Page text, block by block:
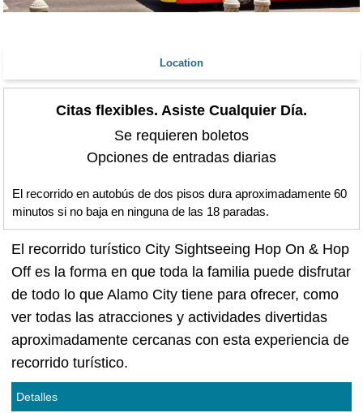
Location
Citas flexibles. Asiste Cualquier Día.
Se requieren boletos
Opciones de entradas diarias
El recorrido en autobús de dos pisos dura aproximadamente 60
minutos si no baja en ninguna de las 18 paradas.
El recorrido turístico City Sightseeing Hop On & Hop
Off es la forma en que toda la familia puede disfrutar
de todo lo que Alamo City tiene para ofrecer, como
ver todas las atracciones y actividades divertidas
aproximadamente cercanas con esta experiencia de
recorrido turístico.
Detalles